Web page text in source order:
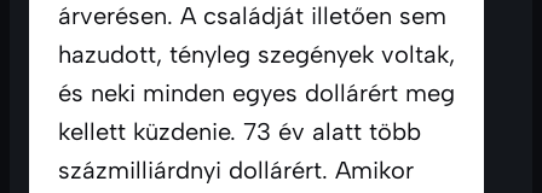
árverésen. A családját illetően sem
hazudott, tényleg szegények voltak,
és neki minden egyes dollárért meg
kellett küzdenie. 73 év alatt több
százmilliárdnyi dollárért. Amikor